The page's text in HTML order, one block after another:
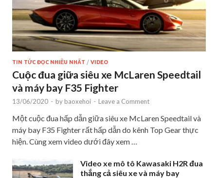
TIN TỨC ĐỌC NHIỀU NHẤT / VIDEO
Cuộc đua giữa siêu xe McLaren Speedtail
và máy bay F35 Fighter
13/06/2020 - by baoxehoi - Leave a Comment
Một cuộc đua hấp dẫn giữa siêu xe McLaren Speedtail và
máy bay F35 Fighter rất hấp dẫn do kênh Top Gear thực
hiện. Cùng xem video dưới đây xem …
Video xe mô tô Kawasaki H2R đua
thắng cả siêu xe và máy bay